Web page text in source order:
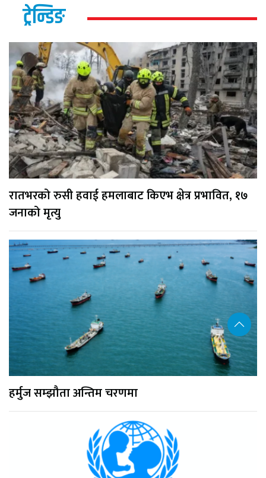
ट्रेन्डिङ
रातभरको रुसी हवाई हमलाबाट किएभ क्षेत्र प्रभावित, १७
जनाको मृत्यु
हर्मुज सम्झौता अन्तिम चरणमा